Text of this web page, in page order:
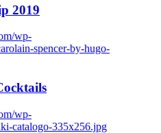
2019
wp-
spencer-by-hugo-
wp-
catalogo-335x256.jpg